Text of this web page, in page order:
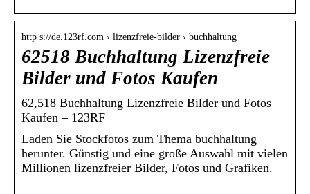
http s://de.123rf.com › lizenzfreie-bilder › buchhaltung
62518 Buchhaltung Lizenzfreie
Bilder und Fotos Kaufen
62,518 Buchhaltung Lizenzfreie Bilder und Fotos
Kaufen – 123RF
Laden Sie Stockfotos zum Thema buchhaltung
herunter. Günstig und eine große Auswahl mit vielen
Millionen lizenzfreier Bilder, Fotos und Grafiken.